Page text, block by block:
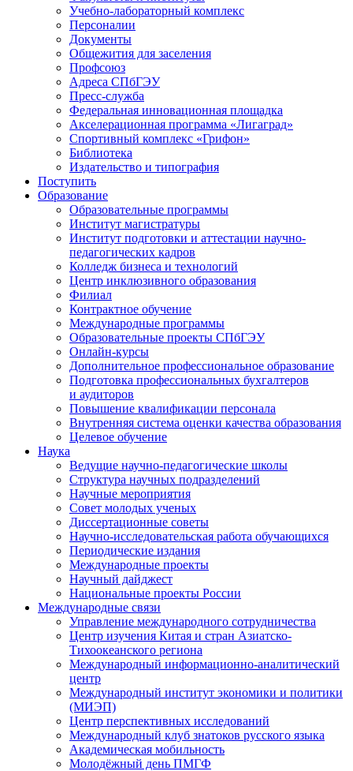
Учебно-лабораторный комплекс
Персоналии
Документы
Общежития для заселения
Профсоюз
Адреса СПбГЭУ
Пресс-служба
Федеральная инновационная площадка
Акселерационная программа «Лигаград»­­
Спортивный комплекс «Грифон»
Библиотека
Издательство и типография
Поступить
Образование
Образовательные программы
Институт магистратуры
Институт подготовки и аттестации научно-
педагогических кадров
Колледж бизнеса и технологий
Центр инклюзивного образования
Филиал
Контрактное обучение
Международные программы
Образовательные проекты СПбГЭУ
Онлайн-курсы
Дополнительное профессиональное образование
Подготовка профессиональных бухгалтеров
и аудиторов
Повышение квалификации персонала
Внутренняя система оценки качества образования
Целевое обучение
Наука
Ведущие научно-педагогические школы
Структура научных подразделений
Научные мероприятия
Совет молодых ученых
Диссертационные советы
Научно-исследовательская работа обучающихся
Периодические издания
Международные проекты
Научный дайджест
Национальные проекты России
Международные связи
Управление международного сотрудничества
Центр изучения Китая и стран Азиатско-
Тихоокеанского региона
Международный информационно-аналитический
центр
Международный институт экономики и политики
(МИЭП)
Центр перспективных исследований
Международный клуб знатоков русского языка
Академическая мобильность
Молодёжный день ПМГФ